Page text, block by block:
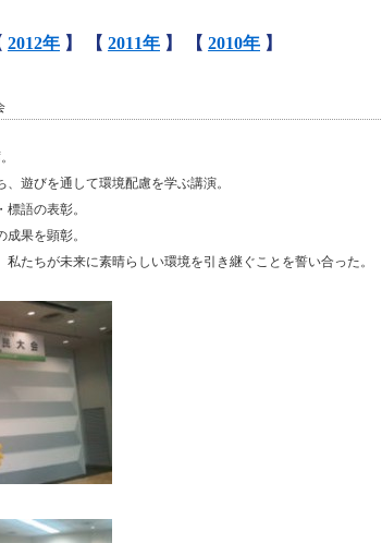
2012年 】 【 2011年 】 【 2010年 】
遊びを通して環境配慮を学ぶ講演。
語の表彰。
果を顕彰。
たちが未来に素晴らしい環境を引き継ぐことを誓い合った。